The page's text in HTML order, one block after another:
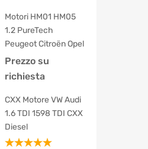
Motori HM01 HM05
1.2 PureTech
Peugeot Citroën Opel
Prezzo su
richiesta
CXX Motore VW Audi
1.6 TDI 1598 TDI CXX
Diesel